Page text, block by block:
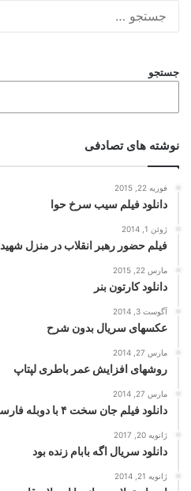
جستجو
نوشته های تصادفی
فوریه 22, 2015
دانلود فیلم سیب سرخ حوا
ژوئن 1, 2014
فیلم حضور رهبر انقلاب در منزل
مارس 22, 2015
دانلود کارتون بنر
آگوست 3, 2014
عکسهای سریال بدون شرح
مارس 27, 2014
روشهای افزایش عمر باطری لپتاپ
مارس 27, 2014
دانلود فیلم جان سخت ۴ با دوبله فارسی
ژانویه 20, 2017
دانلود سریال اگه بابام زنده بود
ژانویه 21, 2014